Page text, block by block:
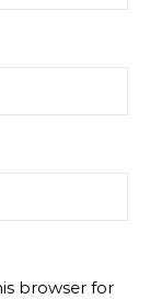
browser for